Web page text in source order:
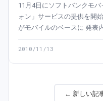
11月4日にソフトバンクモ
ォン」サービスの提供を開始する
がモバイルのベースに 発表内容を見ると、「ソーシャルフォ
を連動させることで、友人・
2010/11/13
← 新しい記